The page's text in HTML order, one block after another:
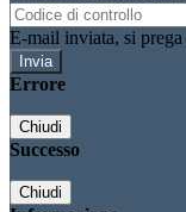
E-mail inviata, si
Errore
Chiudi
Successo
Chiudi